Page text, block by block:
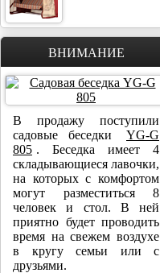
ВНИМАНИЕ
В продажу поступили
садовые беседки
YG-G
805 . Беседка имеет 4
складывающиеся лавочки,
на которых с комфортом
могут разместиться 8
человек и стол. В ней
приятно будет проводить
время на свежем воздухе
в кругу семьи или с
друзьями.